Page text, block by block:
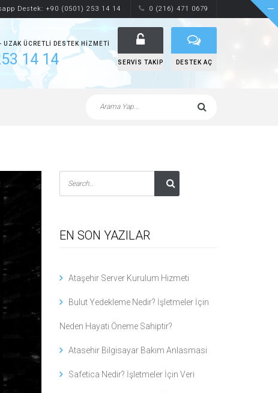
Destek: +90 (0501) 253 14 14 0 (216) 471 0679
ÜCRETLI DESTEK HIZMETI
14 14 SERVIS TAKIP DESTEK AÇ
EN SON YAZILAR
Ataşehir Server Kurulum Hizmeti
Bulut Yedekleme Nedir? İşletmeler İçin
Neden Hayati Öneme Sahiptir?
Atasehir Bilgisayar Bakım Anlasmasi
Safetica Nedir? İşletmeler İçin Veri